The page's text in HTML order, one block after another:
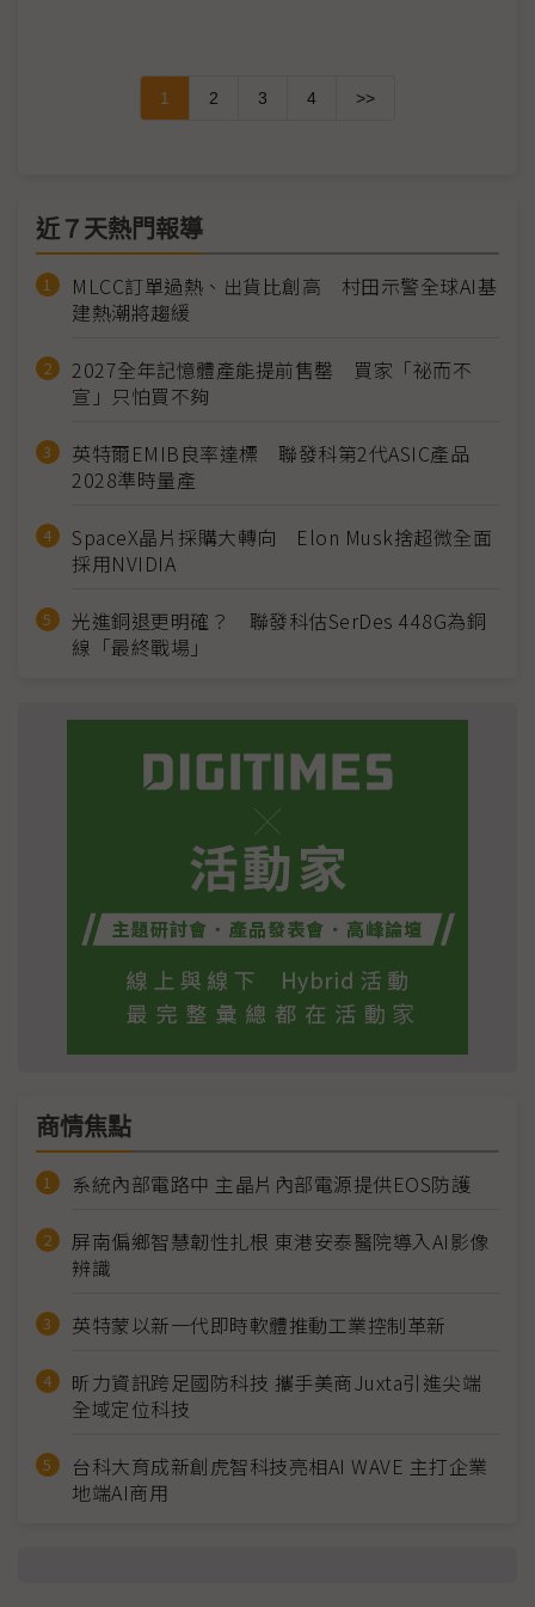
1 2 3 4 >>
近７天熱門報導
MLCC訂單過熱、出貨比創高 村田示警全球AI基
建熱潮將趨緩
2027全年記憶體產能提前售罄 買家「祕而不
宣」只怕買不夠
英特爾EMIB良率達標 聯發科第2代ASIC產品
2028準時量產
SpaceX晶片採購大轉向 Elon Musk捨超微全面
採用NVIDIA
光進銅退更明確？ 聯發科估SerDes 448G為銅
線「最終戰場」
商情焦點
系統內部電路中 主晶片內部電源提供EOS防護
屏南偏鄉智慧韌性扎根 東港安泰醫院導入AI影像
辨識
英特蒙以新一代即時軟體推動工業控制革新
昕力資訊跨足國防科技 攜手美商Juxta引進尖端
全域定位科技
台科大育成新創虎智科技亮相AI WAVE 主打企業
地端AI商用